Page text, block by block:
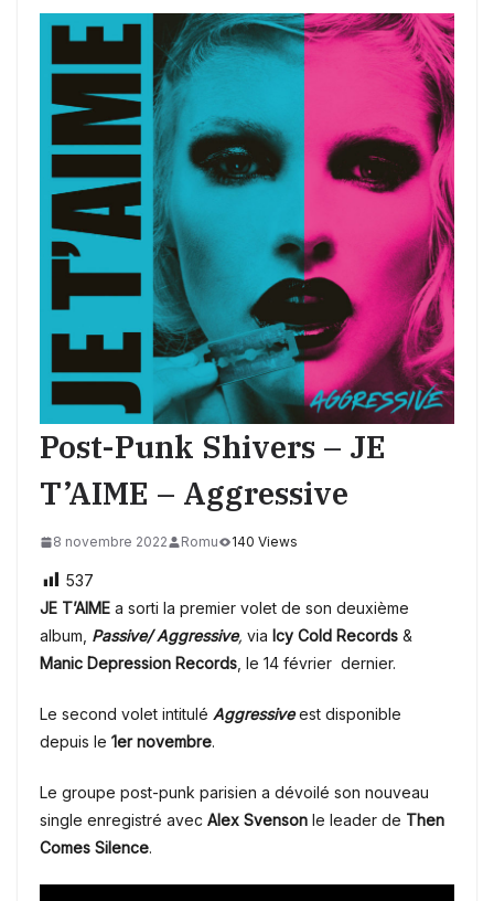
Post-Punk Shivers – JE
T’AIME – Aggressive
8 novembre 2022 Romu 140 Views
537
JE T’AIME a sorti la premier volet de son deuxième
album, Passive/ Aggressive, via Icy Cold Records &
Manic Depression Records , le 14 février dernier.
Le second volet intitulé Aggressiveest disponible
depuis le 1er novembre.
Le groupe post-punk parisien a dévoilé son nouveau
single enregistré avec Alex Svenson le leader de Then
Comes Silence.